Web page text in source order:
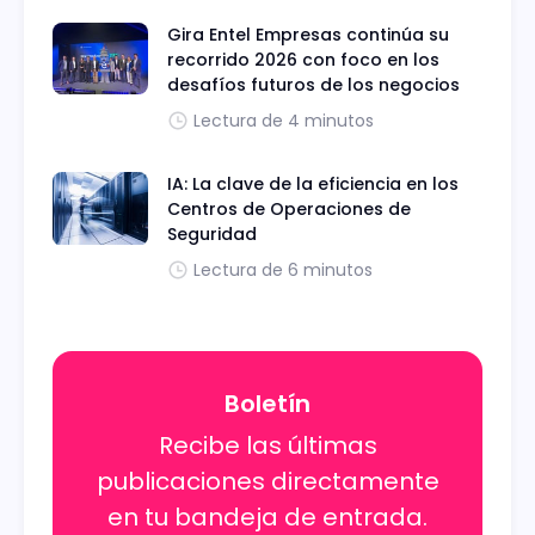
Gira Entel Empresas continúa su
recorrido 2026 con foco en los
desafíos futuros de los negocios
Lectura de 4 minutos
IA: La clave de la eficiencia en los
Centros de Operaciones de
Seguridad
Lectura de 6 minutos
Boletín
Recibe las últimas
publicaciones directamente
en tu bandeja de entrada.